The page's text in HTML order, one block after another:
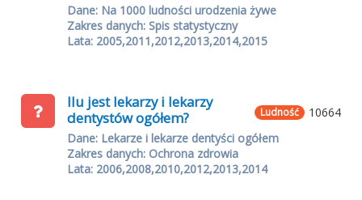
Dane: Na 1000 ludności urodzenia żywe
Zakres danych: Spis statystyczny
Lata: 2005,2011,2012,2013,2014,2015
10664
Ludność
Ilu jest lekarzy i lekarzy
dentystów ogółem?
Dane: Lekarze i lekarze dentyści ogółem
Zakres danych: Ochrona zdrowia
Lata: 2006,2008,2010,2012,2013,2014